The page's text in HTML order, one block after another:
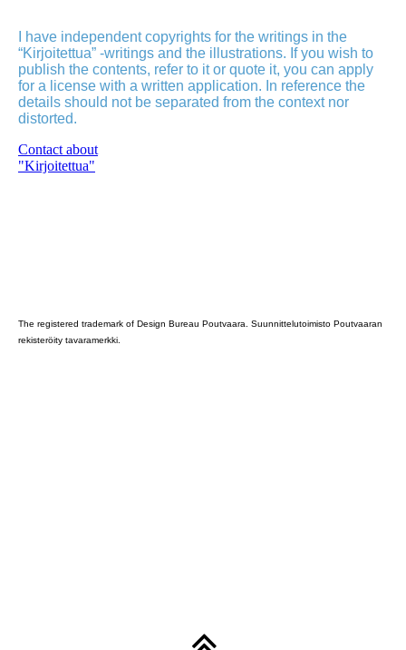
I have independent copyrights for the writings in the
“Kirjoitettua” -writings and the illustrations. If you wish to
publish the contents, refer to it or quote it, you can apply
for a license with a written application. In reference the
details should not be separated from the context nor
distorted.
Contact about
"Kirjoitettua"
The registered trademark of Design Bureau Poutvaara. Suunnittelutoimisto Poutvaaran
rekisteröity tavaramerkki.